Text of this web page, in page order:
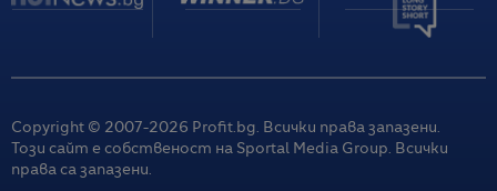
Copyright © 2007-2026 Profit.bg. Всички права запазени.
Този сайт е собственост на Sportal Media Group. Всички
права са запазени.